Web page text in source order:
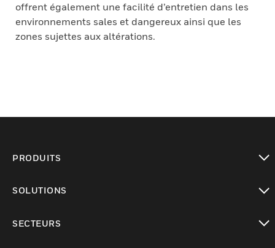
offrent également une facilité d’entretien dans les
environnements sales et dangereux ainsi que les
zones sujettes aux altérations.
PRODUITS
SOLUTIONS
SECTEURS